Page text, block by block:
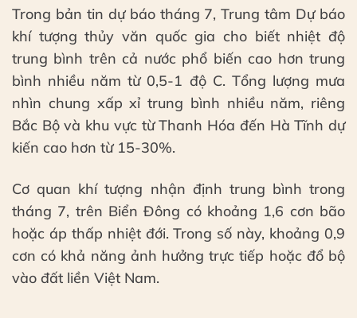
Trong bản tin dự báo tháng 7, Trung tâm Dự báo
khí tượng thủy văn quốc gia cho biết nhiệt độ
trung bình trên cả nước phổ biến cao hơn trung
bình nhiều năm từ 0,5-1 độ C. Tổng lượng mưa
nhìn chung xấp xỉ trung bình nhiều năm, riêng
Bắc Bộ và khu vực từ Thanh Hóa đến Hà Tĩnh dự
kiến cao hơn từ 15-30%.
Cơ quan khí tượng nhận định trung bình trong
tháng 7, trên Biển Đông có khoảng 1,6 cơn bão
hoặc áp thấp nhiệt đới. Trong số này, khoảng 0,9
cơn có khả năng ảnh hưởng trực tiếp hoặc đổ bộ
vào đất liền Việt Nam.